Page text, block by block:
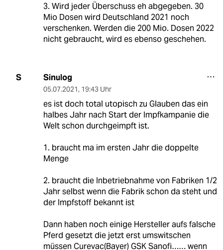
3. Wird jeder Überschuss eh abgegeben. 30
Mio Dosen wird Deutschland 2021 noch
verschenken. Werden die 200 Mio. Dosen 2022
nicht gebraucht, wird es ebenso geschehen.
S Sinulog
05.07.2021, 19:43 Uhr
es ist doch total utopisch zu Glauben das ein
halbes Jahr nach Start der Impfkampanie die
Welt schon durchgeimpft ist.
1. braucht ma im ersten Jahr die doppelte
Menge
2. braucht die Inbetriebnahme von Fabriken 1/2
Jahr selbst wenn die Fabrik schon da steht und
der Impfstoff bekannt ist
Dann haben noch einige Hersteller aufs falsche
Pferd gesetzt die jetzt erst umswitschen
müssen Curevac(Bayer) GSK Sanofi…… wenn